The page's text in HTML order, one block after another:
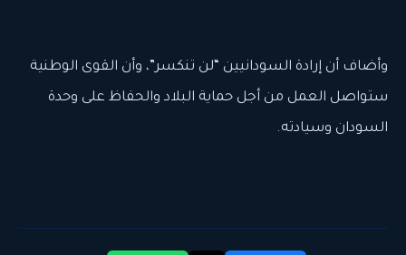
وأضاف أن إرادة السودانيين “لن تنكسر”، وأن القوى الوطنية
ستواصل العمل من أجل حماية البلاد والحفاظ على وحدة
السودان وسيادته.